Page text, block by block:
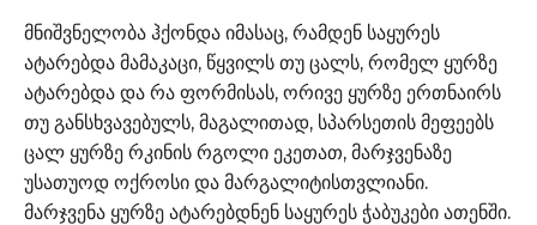
მნიშვნელობა ჰქონდა იმასაც, რამდენ საყურეს
ატარებდა მამაკაცი, წყვილს თუ ცალს, რომელ ყურზე
ატარებდა და რა ფორმისას, ორივე ყურზე ერთნაირს
თუ განსხვავებულს, მაგალითად, სპარსეთის მეფეებს
ცალ ყურზე რკინის რგოლი ეკეთათ, მარჯვენაზე
უსათუოდ ოქროსი და მარგალიტისთვლიანი.
მარჯვენა ყურზე ატარებდნენ საყურეს ჭაბუკები ათენში.